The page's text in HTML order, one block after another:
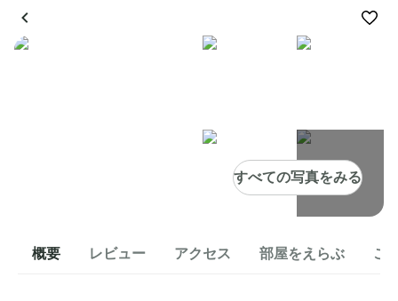
すべての写真をみる
概要 レビュー アクセス 部屋をえらぶ こ